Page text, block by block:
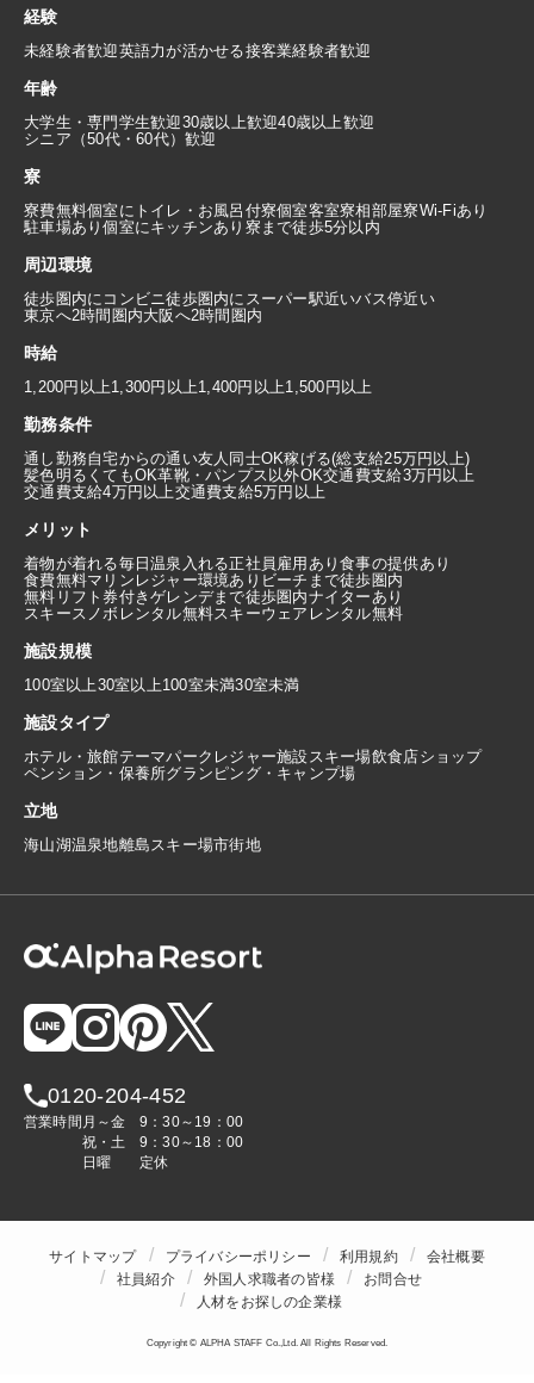
経験
未経験者歓迎英語力が活かせる接客業経験者歓迎
年齢
大学生・専門学生歓迎30歳以上歓迎40歳以上歓迎
シニア（50代・60代）歓迎
寮
寮費無料個室にトイレ・お風呂付寮個室客室寮相部屋寮Wi-Fiあり
駐車場あり個室にキッチンあり 寮まで徒歩5分以内
周辺環境
徒歩圏内にコンビニ徒歩圏内にスーパー駅近いバス停近い
東京へ2時間圏内大阪へ2時間圏内
時給
1,200円以上1,300円以上1,400円以上1,500円以上
勤務条件
通し勤務自宅からの通い友人同士OK稼げる(総支給25万円以上)
髪色明るくてもOK革靴・パンプス以外OK交通費支給3万円以上
交通費支給4万円以上交通費支給5万円以上
メリット
着物が着れる毎日温泉入れる正社員雇用あり食事の提供あり
食費無料マリンレジャー環境あり ビーチまで徒歩圏内
無料リフト券付きゲレンデまで徒歩圏内ナイターあり
スキースノボレンタル無料スキーウェアレンタル無料
施設規模
100室以上30室以上100室未満30室未満
施設タイプ
ホテル・旅館テーマパーク レジャー施設 スキー場飲食店ショップ
ペンション・保養所グランピング・キャンプ場
立地
海山湖温泉地離島 スキー場市街地
0120-204-452
営業時間 月～金
9：30～19：00
祝・土
9：30～18：00
日曜
定休
サイトマップ プライバシーポリシー 利用規約
会社概要
社員紹介
外国人求職者の皆様
お問合せ
人材をお探しの企業様
Copyright © ALPHA STAFF Co.,Ltd. All Rights Reserved.